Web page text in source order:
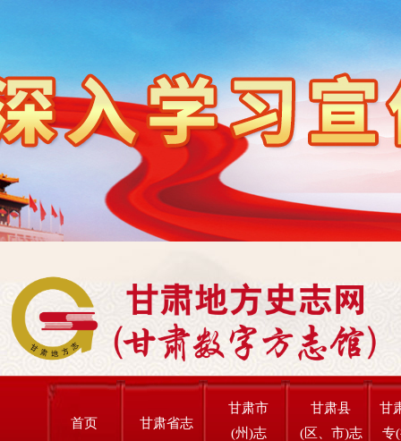
首页 甘肃省志
甘肃市
(州)志
甘肃县
(区、市)志
甘
专